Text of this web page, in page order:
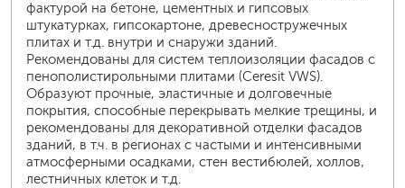
фактурой на бетоне, цементных и гипсовых
штукатурках, гипсокартоне, древесностружечных
плитах и т.д. внутри и снаружи зданий.
Рекомендованы для систем теплоизоляции фасадов с
пенополистирольными плитами (Ceresit VWS).
Образуют прочные, эластичные и долговечные
покрытия, способные перекрывать мелкие трещины, и
рекомендованы для декоративной отделки фасадов
зданий, в т.ч. в регионах с частыми и интенсивными
атмосферными осадками, стен вестибюлей, холлов,
лестничных клеток и т.д.